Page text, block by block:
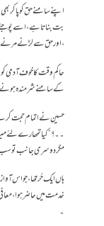
اپنے سامنے حق کو پا کر
بت بناتا ہے ، اسے
،اور حق سے لڑنے مرنے
حاکم وقت کا خوف
کے سامنے شرمندہ
حسین نے اتمام حجت
۔ ۔ ؟ “کیا تمھارے لئے
مگر دوسری جانب تو
ہاں ایک حُر تھا ،جو اس
خدمت میں حاضر ہو ا،
۔